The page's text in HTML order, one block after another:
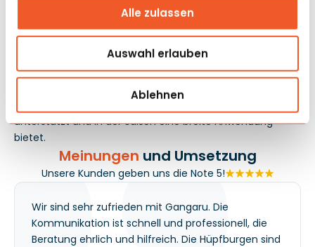
Alle zulassen
Auswahl erlauben
Ablehnen
ist und die Warteschlange aufrechterhalten werden
einzubinden. Die Anordnung von Springen und Rutschen
hilft, die Aufmerksamkeit der Teilnehmer länger zu halten,
sodass der Kinderbereich auch bei längeren
Veranstaltungen stabil läuft. Für den Betreiber bedeutet
unterstützt und in der Saison eine breite Anwendung
bietet.
Meinungen und Umsetzung
Unsere Kunden geben uns die Note 5!
Wir sind sehr zufrieden mit Gangaru. Die
Kommunikation ist schnell und professionell, die
Beratung ehrlich und hilfreich. Die Hüpfburgen sind